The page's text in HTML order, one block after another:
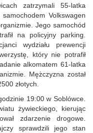
zatrzymali 55-latka
Volkswagen
Jego samochód
na policyjny parking.
wydziału prewencji
który nie potrafił
alkomatem 61-latka
Mężczyzna został
złotych.
19:00 w Soblówce.
żywieckiego, kierując
zdarzenie drogowe.
sprawdzili jego stan